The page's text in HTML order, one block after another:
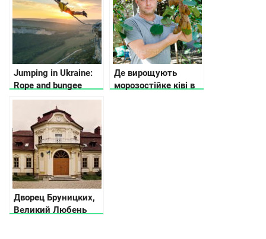
Jumping in Ukraine:
Rope and bungee
jumping
Де вирощують
морозостійке ківі в
Дворец Бруницких,
Великий Любень